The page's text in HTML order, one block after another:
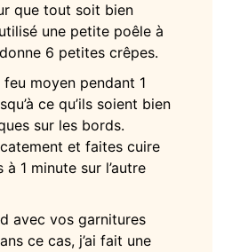
que tout soit bien
une petite poêle à
6 petites crêpes.
feu moyen pendant 1
ce qu’ils soient bien
sur les bords.
et faites cuire
à 1 minute sur l’autre
avec vos garnitures
ce cas, j’ai fait une